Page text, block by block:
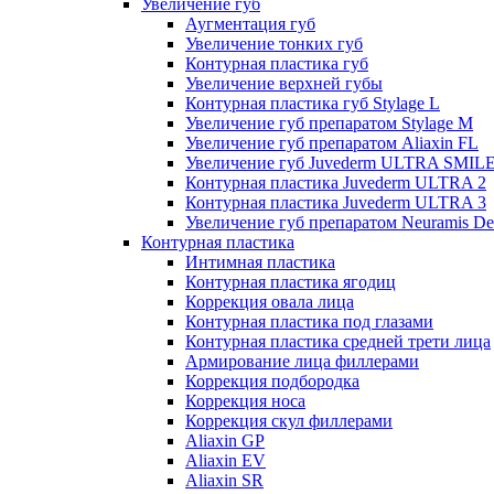
Увеличение губ
Аугментация губ
Увеличение тонких губ
Контурная пластика губ
Увеличение верхней губы
Контурная пластика губ Stylage L
Увеличение губ препаратом Stylage M
Увеличение губ препаратом Aliaxin FL
Увеличение губ Juvederm ULTRA
Контурная пластика Juvederm ULTRA 2
Контурная пластика Juvederm ULTRA 3
Увеличение губ препаратом Neuramis
Контурная пластика
Интимная пластика
Контурная пластика ягодиц
Коррекция овала лица
Контурная пластика под глазами
Контурная пластика средней трети лица
Армирование лица филлерами
Коррекция подбородка
Коррекция носа
Коррекция скул филлерами
Aliaxin GP
Aliaxin EV
Aliaxin SR